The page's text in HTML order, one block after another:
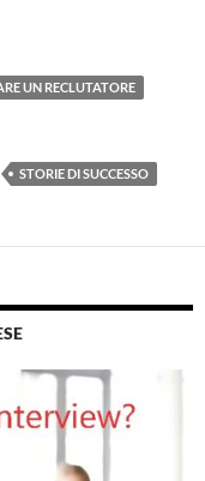
UN RECLUTATORE
STORIE DI SUCCESSO